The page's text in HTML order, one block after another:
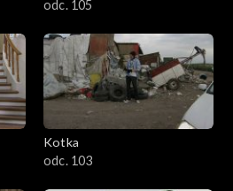
odc. 105
Kotka
odc. 103